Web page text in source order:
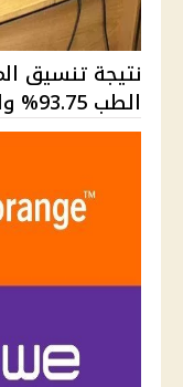
نتيجة تنسيق
الطب 93.75% والأسنان 93.12% وت...